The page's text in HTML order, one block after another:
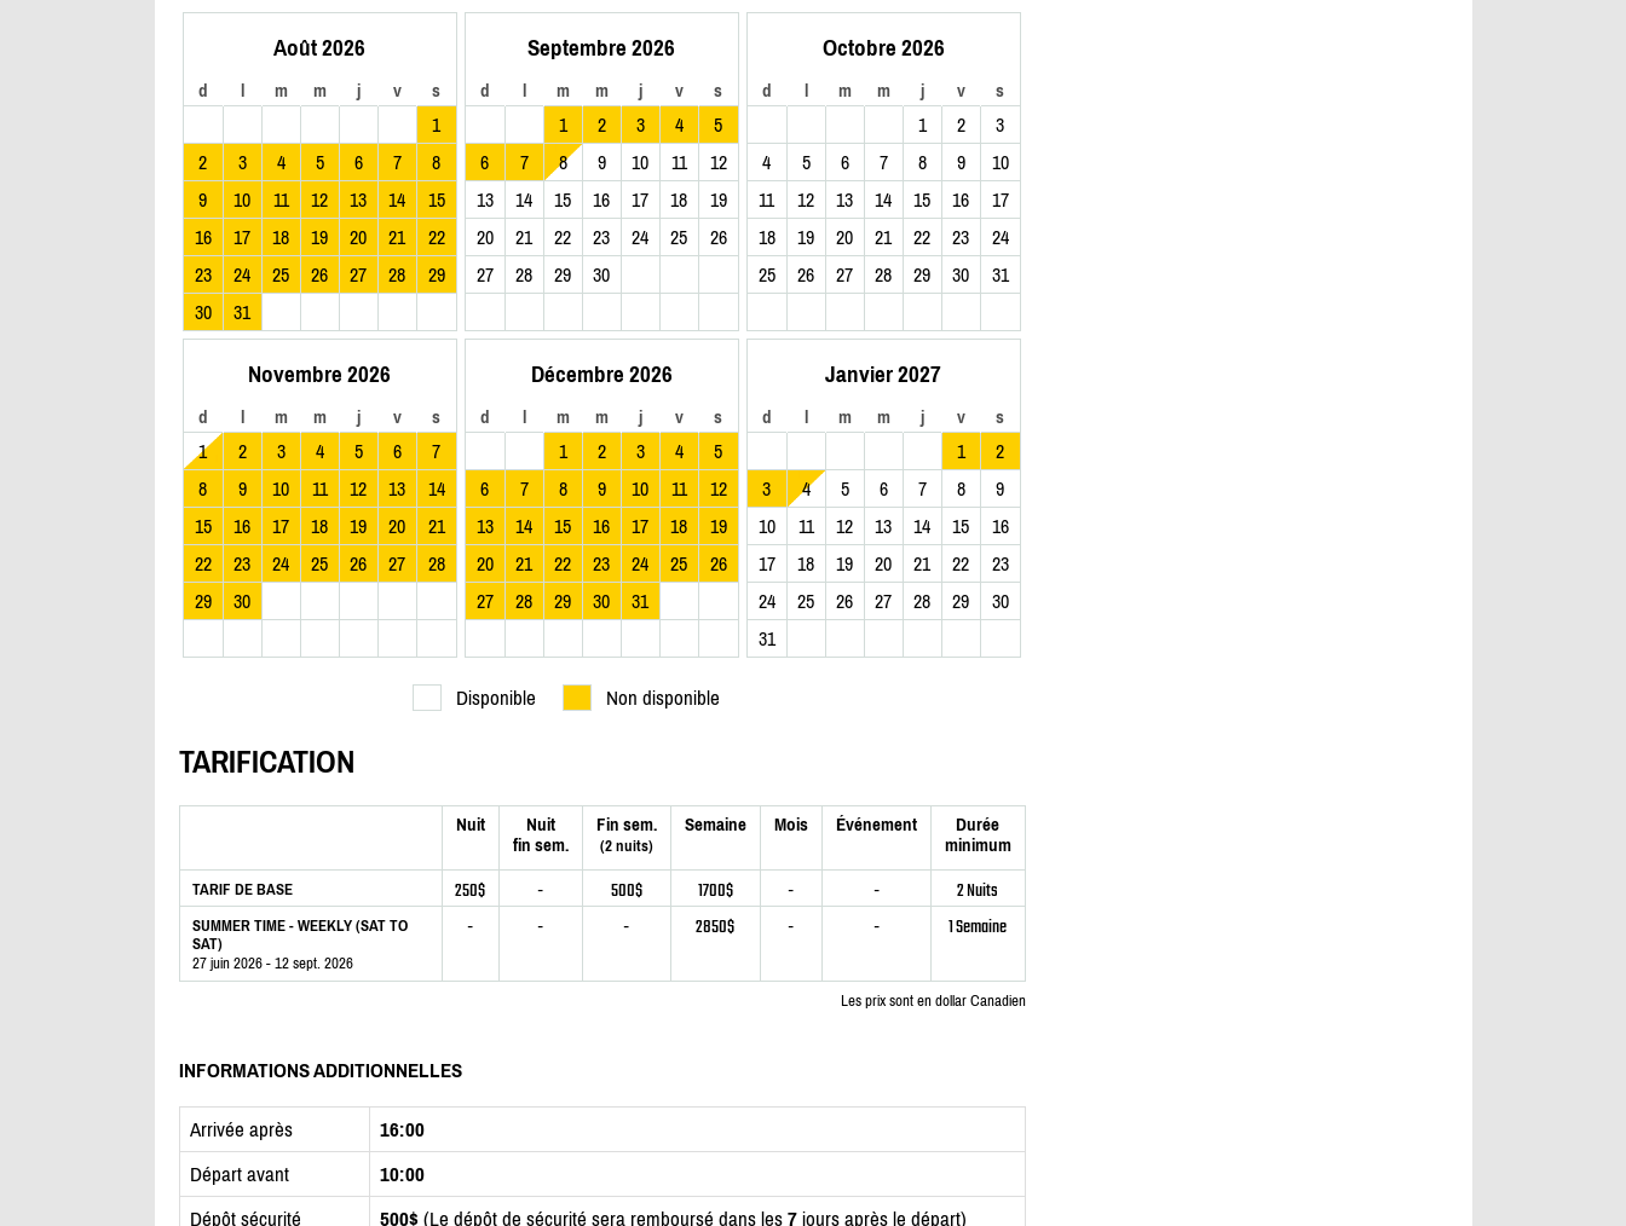
Août 2026
d l m m j v s
1
2
3 4 5 6 7
8
9
10 11 12 13 14
15
16
17 18 19 20 21
22
23
24 25 26 27 28
29
30
31
Septembre 2026
d l m m j v s
1 2 3 4
5
6
7 8 9 10 11
12
13
14 15 16 17 18
19
20
21 22 23 24 25
26
27
28 29 30
Octobre 2026
d l m m j v s
1 2
3
4
5 6 7 8 9
10
11
12 13 14 15 16
17
18
19 20 21 22 23
24
25
26 27 28 29 30 31
Novembre 2026
d l m m j v s
1 2 3 4 5 6
7
8
9 10 11 12 13
14
15
16 17 18 19 20
21
22
23 24 25 26 27
28
29
30
Décembre 2026
d l m m j v s
1 2 3 4
5
6
7 8 9 10 11
12
13
14 15 16 17 18
19
20
21 22 23 24 25
26
27
28 29 30 31
Janvier 2027
d l m m j v s
1
2
3
4 5 6 7 8
9
10
11 12 13 14 15
16
17
18 19 20 21 22
23
24
25 26 27 28 29
30
31
Disponible Non disponible
TARIFICATION
Nuit
Nuit
fin sem.
Fin sem.
(2 nuits)
Semaine Mois Événement
Durée
minimum
TARIF DE BASE 250$ - 500$ 1700$ - - 2 Nuits
SUMMER TIME - WEEKLY (SAT TO
SAT)
27 juin 2026 - 12 sept. 2026
- - - 2850$ - - 1 Semaine
Les prix sont en dollar Canadien
INFORMATIONS ADDITIONNELLES
Arrivée après
16:00
Départ avant
10:00
Dépôt sécurité
500$ (Le dépôt de sécurité sera remboursé dans les 7jours après le départ)